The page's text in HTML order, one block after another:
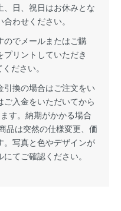
、日、祝日はお休みとな
わせください。
のでメールまたはご購
リントしていただき
ださい。
引換の場合はご注文をい
入金をいただいてから
す。納期がかかる場合
品は突然の仕様変更、価
。写真と色やデザインが
てご確認ください。